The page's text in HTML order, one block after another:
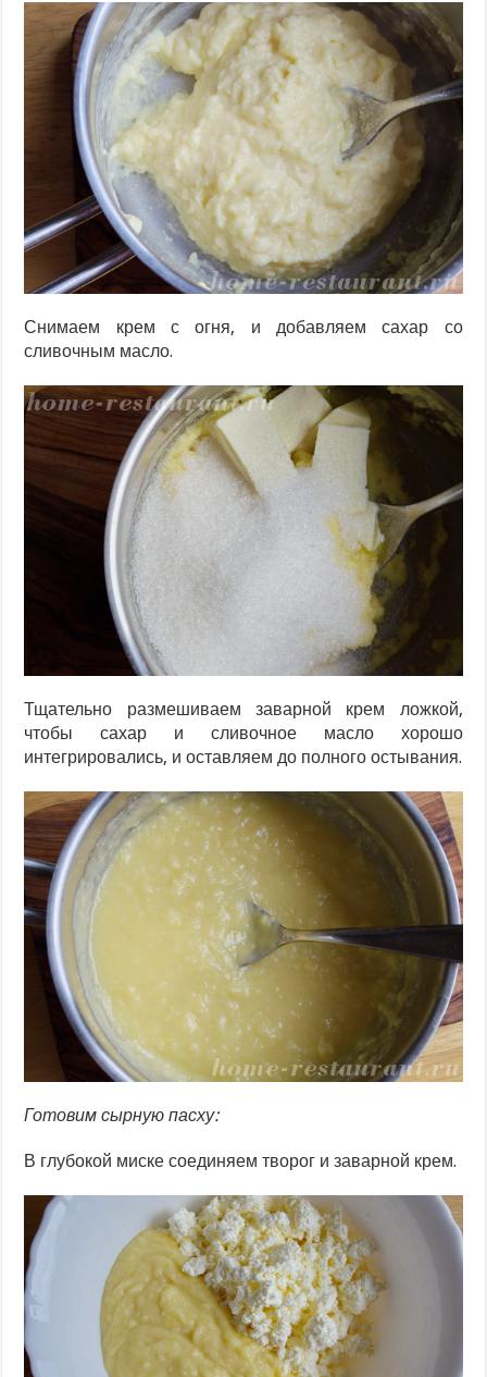
Снимаем крем с огня, и добавляем сахар со
сливочным масло.
Тщательно размешиваем заварной крем ложкой,
чтобы сахар и сливочное масло хорошо
интегрировались, и оставляем до полного остывания.
Готовим сырную пасху:
В глубокой миске соединяем творог и заварной крем.